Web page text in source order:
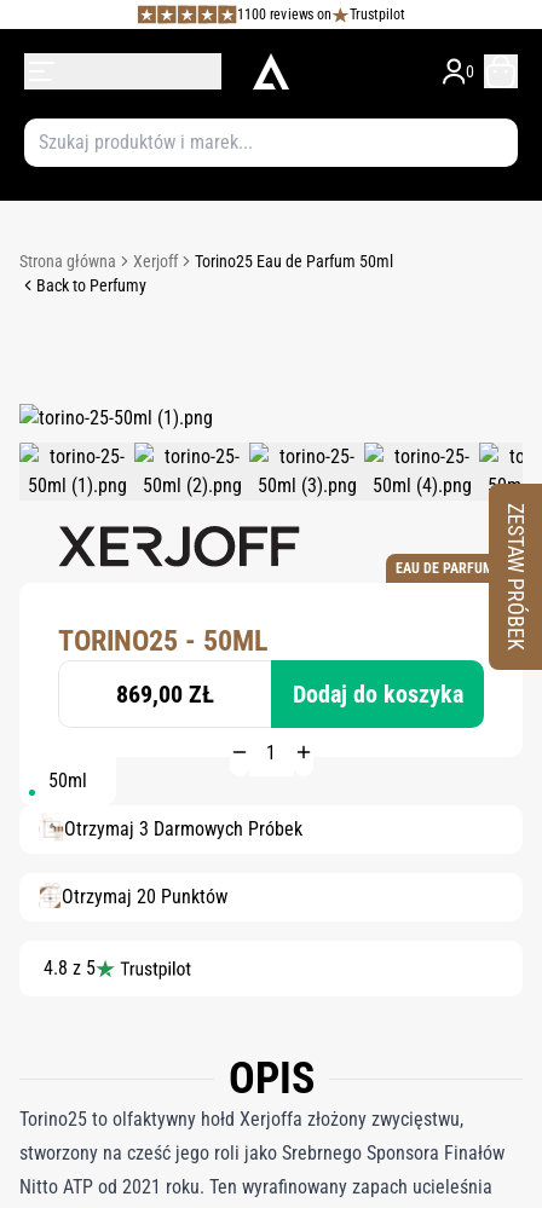
1100 reviews on Trustpilot
0
Strona główna Xerjoff
Torino25 Eau de Parfum 50ml
Back to Perfumy
EAU DE PARFUM
TORINO25 - 50ML
869,00 ZŁ Dodaj do koszyka
50ml
Otrzymaj 3 Darmowych Próbek
Otrzymaj 20 Punktów
4.8 z 5
OPIS
Torino25 to olfaktywny hołd Xerjoffa złożony zwycięstwu,
stworzony na cześć jego roli jako Srebrnego Sponsora Finałów
Nitto ATP od 2021 roku. Ten wyrafinowany zapach ucieleśnia
ZESTAW PRÓBEK